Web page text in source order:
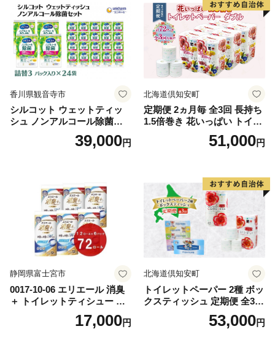
香川県観音寺市
シルコット ウェットティッ
シュ ノンアルコール除菌詰
替（43枚×3P）×24袋 日用品
おもちゃ 拭き取り 手拭き 外
39,000円
北海道倶知安町
定期便 2ヵ月毎 全3回 長持ち
1.5倍巻き 花いっぱい トイレ
ットペーパー ダブル 45ｍ 計
72ロール 全18種 花柄 プリン
ー 消耗品 備蓄 送料無料 北海
道 倶知安町 日用品
51,000円
静岡県富士宮市
0017-10-06 エリエール 消臭
＋ トイレットティシュー し
っかり香るフレッシュクリア
の香り ダブル 12ロール×6パ
17,000円
北海道倶知安町
トイレットペーパー 2種 ボッ
クスティッシュ 定期便 全3
回 日本製 まとめ買い 防災
常備品 日用雑貨 消耗品 生活
53,000円